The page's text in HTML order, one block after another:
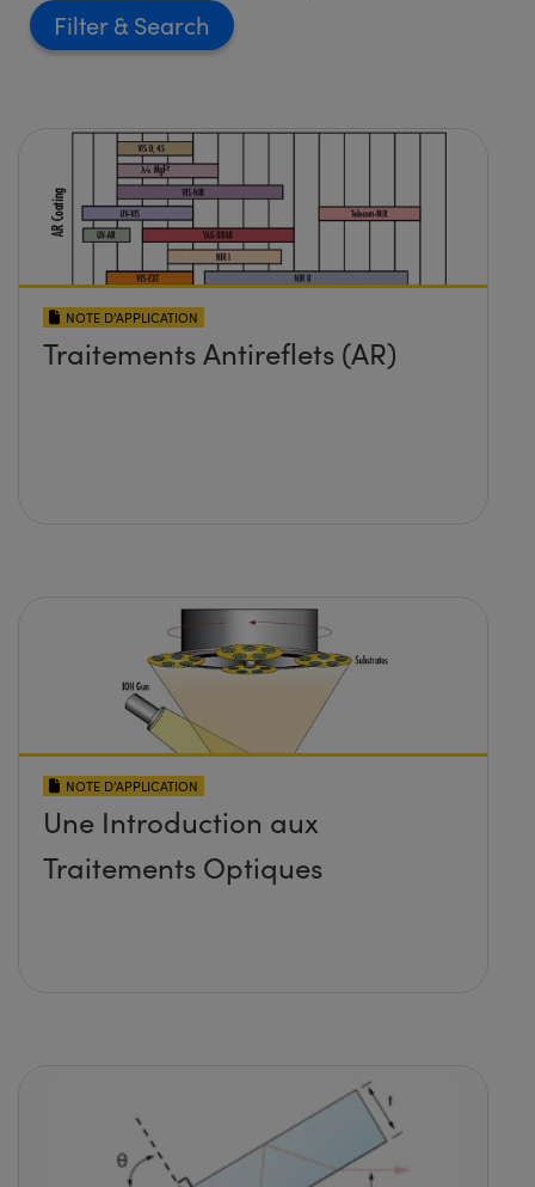
Filter
NOTE D’APPLICATION
Traitements Antireflets (AR)
NOTE D’APPLICATION
Une Introduction aux
Traitements Optiques